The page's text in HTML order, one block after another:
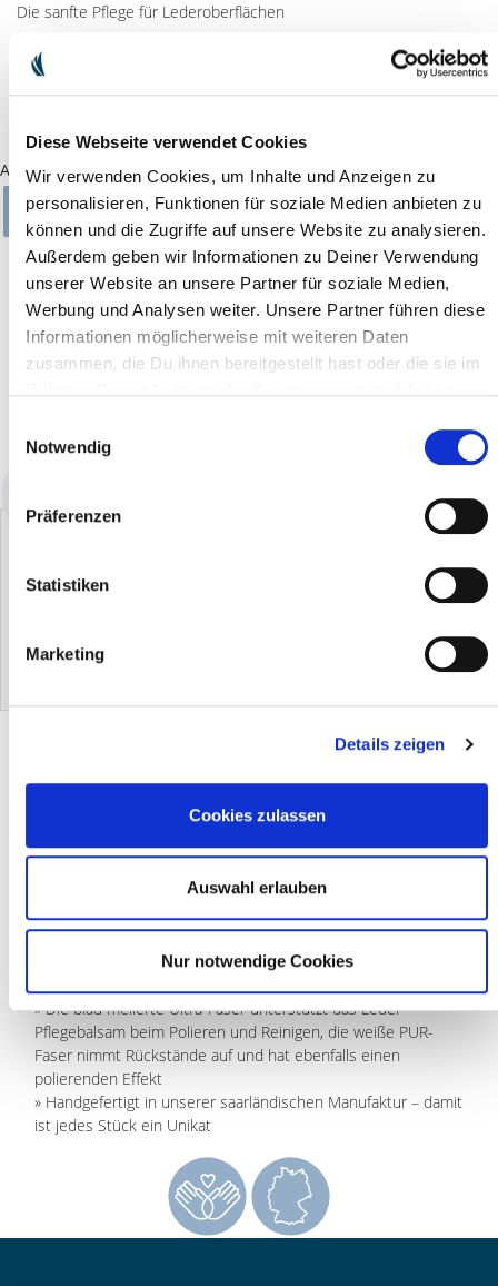
Diese Webseite verwendet Cookies
Wir verwenden Cookies, um Inhalte und Anzeigen zu
personalisieren, Funktionen für soziale Medien anbieten zu
können und die Zugriffe auf unsere Website zu analysieren.
Außerdem geben wir Informationen zu Deiner Verwendung
unserer Website an unsere Partner für soziale Medien,
Werbung und Analysen weiter. Unsere Partner führen diese
Informationen möglicherweise mit weiteren Daten
zusammen, die Du ihnen bereitgestellt hast oder die sie im
Notwendig
Präferenzen
Statistiken
Marketing
Details zeigen
Cookies zulassen
Auswahl erlauben
Nur notwendige Cookies
Die sanfte Pflege für Lederoberflächen
Der beste Freund des Ha-Ra Leder-Balsams. Mit einer blau-
melierten Seite zum Reinigen und einer weißen Seite zum
Ausführung
KLEIN GROSS
EUR 11.90 inkl. MwSt. zzgl. Versandkosten
Verfügbarkeit: sofort lieferbar
PRODUKTBESCHREIBUNG
TIPPS & ANWENDUNG
MATERIAL & PFLEGE
» Die blau melierte Ultra-Faser unterstützt das Leder-
Pflegebalsam beim Polieren und Reinigen, die weiße PUR-
Faser nimmt Rückstände auf und hat ebenfalls einen
polierenden Effekt
» Handgefertigt in unserer saarländischen Manufaktur – damit
ist jedes Stück ein Unikat